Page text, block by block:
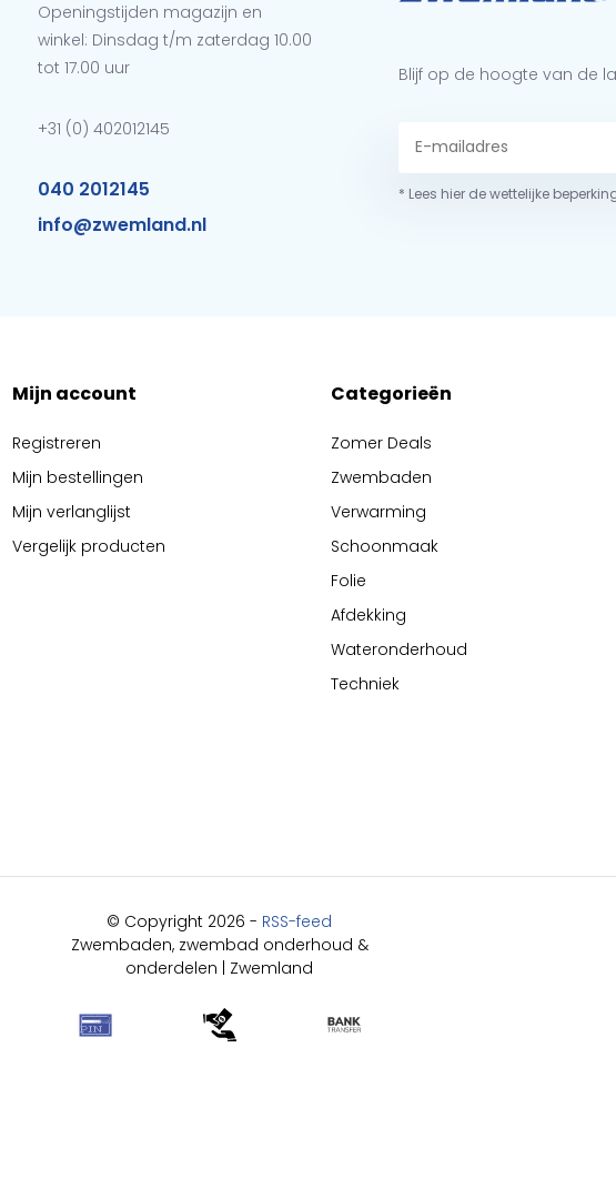
Openingstijden magazijn en
winkel: Dinsdag t/m zaterdag 10.00
tot 17.00 uur
+31 (0) 402012145
040 2012145
info@zwemland.nl
Blijf op de hoogte van de
* Lees hier de wettelijke
Mijn account
Registreren
Mijn bestellingen
Mijn verlanglijst
Vergelijk producten
Categorieën
Zomer Deals
Zwembaden
Verwarming
Schoonmaak
Folie
Afdekking
Wateronderhoud
Techniek
© Copyright 2026 - RSS-feed
Zwembaden, zwembad onderhoud &
onderdelen | Zwemland